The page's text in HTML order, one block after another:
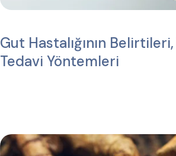
Gut Hastalığının Belirtileri,
Tedavi Yöntemleri